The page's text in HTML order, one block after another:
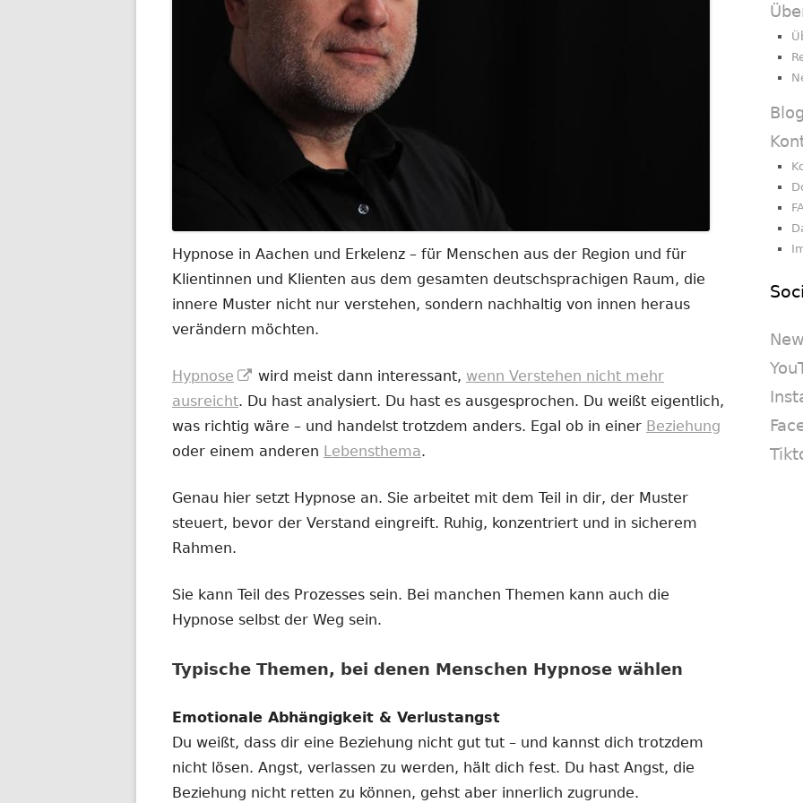
Hypnose in Aachen und Erkelenz – für Menschen aus der Region und für
Klientinnen und Klienten aus dem gesamten deutschsprachigen Raum, die
innere Muster nicht nur verstehen, sondern nachhaltig von innen heraus
verändern möchten.
Hypnose
In
neuem
Fenster
öffnen
wird meist dann interessant, wenn Verstehen nicht mehr
ausreicht. Du hast analysiert. Du hast es ausgesprochen. Du weißt eigentlich,
was richtig wäre – und handelst trotzdem anders. Egal ob in einer Beziehung
oder einem anderen Lebensthema.
Genau hier setzt Hypnose an. Sie arbeitet mit dem Teil in dir, der Muster
steuert, bevor der Verstand eingreift. Ruhig, konzentriert und in sicherem
Rahmen.
Sie kann Teil des Prozesses sein. Bei manchen Themen kann auch die
Hypnose selbst der Weg sein.
Typische Themen, bei denen Menschen Hypnose wählen
Emotionale Abhängigkeit & Verlustangst
Du weißt, dass dir eine Beziehung nicht gut tut – und kannst dich trotzdem
nicht lösen. Angst, verlassen zu werden, hält dich fest. Du hast Angst, die
Beziehung nicht retten zu können, gehst aber innerlich zugrunde.
Blog